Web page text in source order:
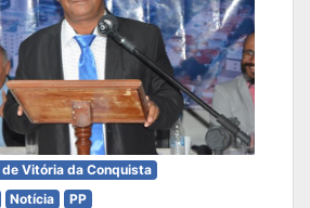
Vitória da Conquista
Notícia
PP